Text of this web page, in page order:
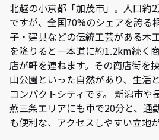
北越の小京都「加茂市」。人口約
ですが、全国70%のシェアを誇る
子・建具などの伝統工芸がある木
を降りると一本道に約1.2km続く
店が軒を連ねます。その商店街を
山公園といった自然があり、生活
コンパクトシティです。 新潟市や
燕三条エリアにも車で20分と、通
も便利な、アクセスしやすい立地